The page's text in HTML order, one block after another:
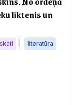
liktenis un
literatūra